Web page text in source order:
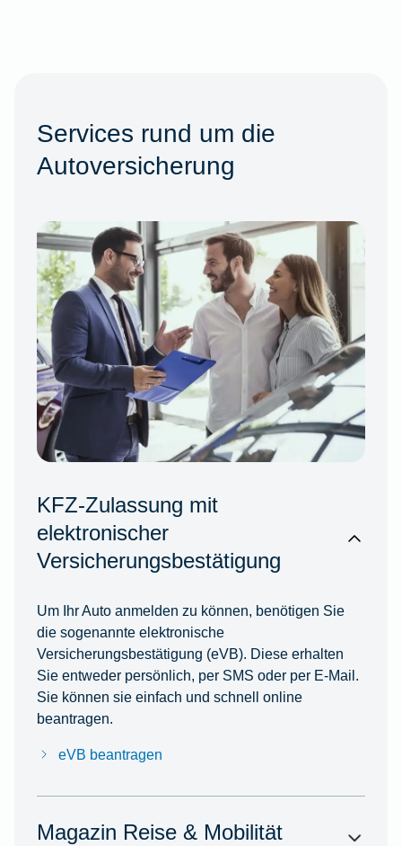
Services rund um die
Autoversicherung
KFZ-Zulassung mit
elektronischer
Versicherungsbestätigung
Um Ihr Auto anmelden zu können, benötigen Sie
die sogenannte elektronische
Versicherungsbestätigung (eVB). Diese erhalten
Sie entweder persönlich, per SMS oder per E-Mail.
Sie können sie einfach und schnell online
beantragen.
eVB beantragen
Magazin Reise & Mobilität